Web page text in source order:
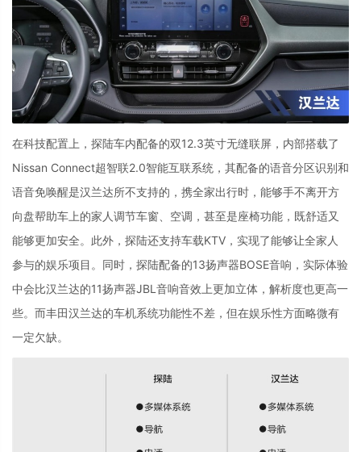
在科技配置上，探陆车内配备的双12.3英寸无缝联屏，内部搭载了
Nissan Connect超智联2.0智能互联系统，其配备的语音分区识别和
语音免唤醒是汉兰达所不支持的，携全家出行时，能够手不离开方
向盘帮助车上的家人调节车窗、空调，甚至是座椅功能，既舒适又
能够更加安全。此外，探陆还支持车载KTV ，实现了能够让全家人
参与的娱乐项目。同时，探陆配备的13扬声器BOSE音响，实际体验
中会比汉兰达的11扬声器JBL 音响音效上更加立体，解析度也更高一
些。而丰田汉兰达的车机系统功能性不差，但在娱乐性方面略微有
一定欠缺。